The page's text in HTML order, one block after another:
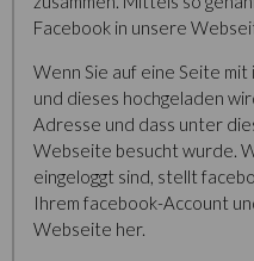
Facebook in unsere
Wenn Sie auf eine Seite
und dieses hochgeladen
Adresse und dass unter
Webseite besucht wurde.
eingeloggt sind, stellt
Ihrem facebook-Account
Webseite her.